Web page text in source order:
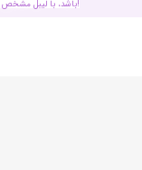
باشد، با لیبل مشخص نمایش داده می شود و شامل تخفیف ویژه می گردد!